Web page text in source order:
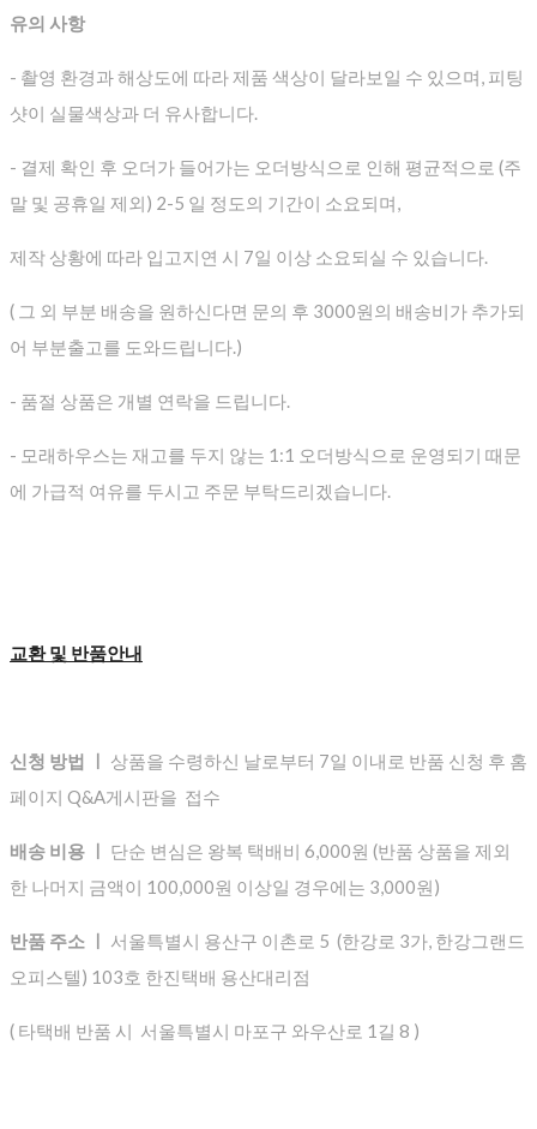
유의 사항
- 촬영 환경과 해상도에 따라 제품 색상이 달라보일 수 있으며, 피팅
샷이 실물색상과 더 유사합니다.
- 결제 확인 후 오더가 들어가는 오더방식으로 인해 평균적으로 (주
말 및 공휴일 제외) 2-5 일 정도의 기간이 소요되며,
제작 상황에 따라 입고지연 시 7일 이상 소요되실 수 있습니다.
( 그 외 부분 배송을 원하신다면 문의 후 3000원의 배송비가 추가되
어 부분출고를 도와드립니다.)
- 품절 상품은 개별 연락을 드립니다.
- 모래하우스는 재고를 두지 않는 1:1 오더방식으로 운영되기 때문
에 가급적 여유를 두시고 주문 부탁드리겠습니다.
교환 및 반품안내
신청 방법 ㅣ 상품을 수령하신 날로부터 7일 이내로 반품 신청 후 홈
페이지 Q&A게시판을 접수
배송 비용 ㅣ
단순 변심은 왕복 택배비 6,000원 (반품 상품을 제외
한 나머지 금액이 100,000원 이상일 경우에는 3,000원)
반품 주소 ㅣ 서울특별시 용산구 이촌로 5 (한강로 3가, 한강그랜드
오피스텔) 103호 한진택배 용산대리점
( 타택배 반품 시 서울특별시 마포구 와우산로 1길 8 )